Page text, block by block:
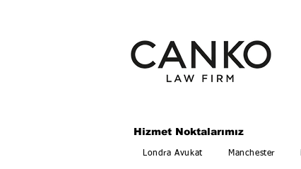
Hizmet Noktalarımız
Londra Avukat Manchester